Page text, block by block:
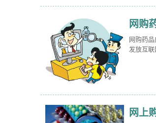
网购
网购药
发放互
网上